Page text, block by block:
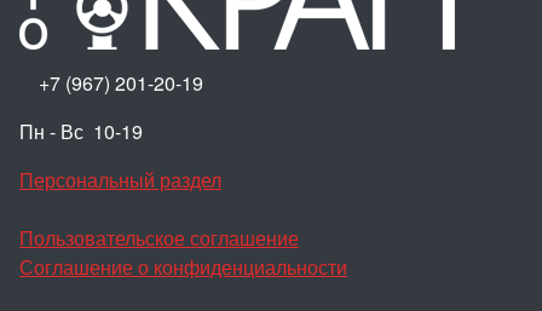
+7 (967) 201-20-19
Пн - Вс 10-19
Персональный раздел
Пользовательское соглашение
Соглашение о конфиденциальности